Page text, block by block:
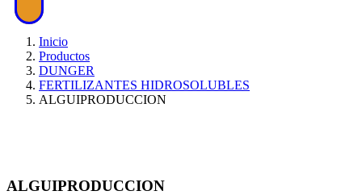
Inicio
Productos
DUNGER
FERTILIZANTES HIDROSOLUBLES
ALGUIPRODUCCION
ALGUIPRODUCCION